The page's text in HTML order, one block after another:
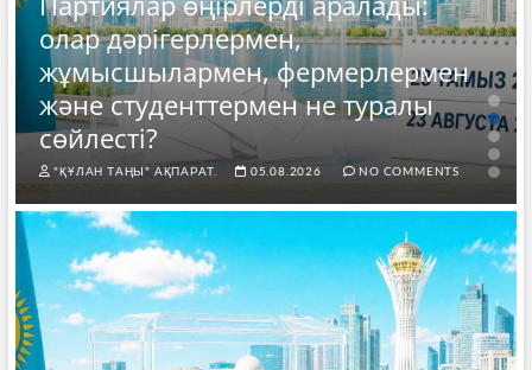
олар дәрігерлермен,
жұмысшылармен, фермерлермен
және студенттермен не туралы
сөйлесті?
"ҚҰЛАН ТАҢЫ" АҚПАРАТ. 05.08.2026 NO COMMENTS